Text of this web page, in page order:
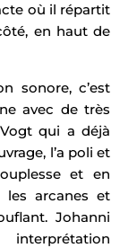
où il répartit
en haut de
sonore, c’est
avec de très
qui a déjà
l’a poli et
et en
arcanes et
Johanni